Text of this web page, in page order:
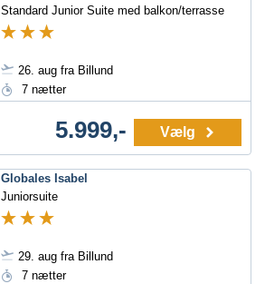
Standard Junior Suite med balkon/terrasse
26. aug fra Billund
7 nætter
5.999,- Vælg
Globales Isabel
Juniorsuite
29. aug fra Billund
7 nætter